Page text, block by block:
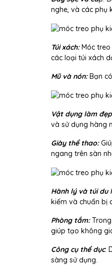
nghe, và các phụ
Túi xách:Móc treo
các loại túi xách
Mũ và nón:Bạn
Vật dụng làm đẹp
và sử dụng hàng
Giày thể thao:
ngang trên sàn
Hành lý và túi du
kiếm và chuẩn bị
Phòng tắm:Trong
giúp tạo không
Công cụ thể dục:
sàng sử dụng.